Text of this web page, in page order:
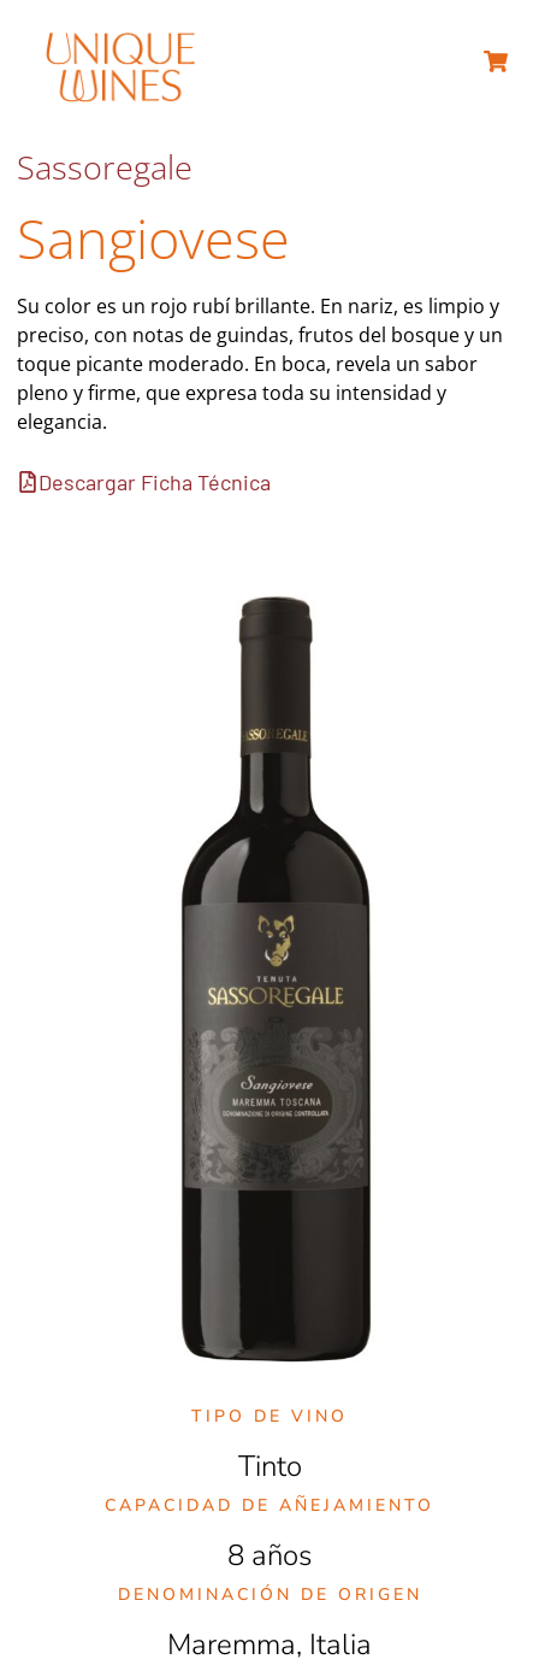
Sassoregale
Sangiovese
Su color es un rojo rubí brillante. En nariz, es limpio y
preciso, con notas de guindas, frutos del bosque y un
toque picante moderado. En boca, revela un sabor
pleno y firme, que expresa toda su intensidad y
elegancia.
Descargar Ficha Técnica
TIPO DE VINO
Tinto
CAPACIDAD DE AÑEJAMIENTO
8 años
DENOMINACIÓN DE ORIGEN
Maremma, Italia